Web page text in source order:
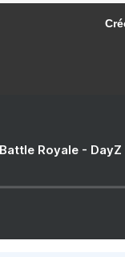
Royale - DayZ